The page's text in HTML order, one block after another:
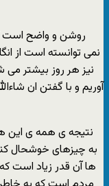
روشن و واضح است
نمی توانسته است از
نیز هر روز بیشتر
آوریم و با گفتن ان
نتیجه ی همه ی این
به چیزهای خوشحال
ها آن قدر زیاد است